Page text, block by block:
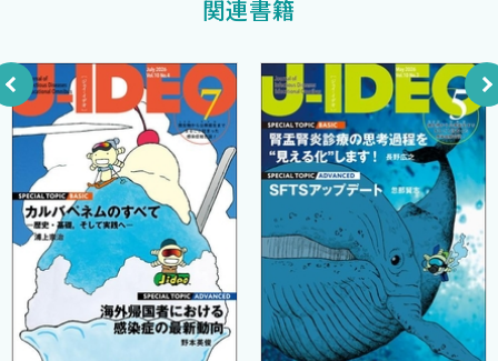
くださりご支援いただけるならば，ワイドショーの煽り報道を控
え，代わりに名作映画やスポーツ名場面でも放送いただく方が緊
急事態宣言の渦中では世の中の役に立ったのではないだろうか．
最後に本書の出版にあたり，共に新型コロナウイルス診療にあた
った現場の仲間，スタッフ，すべてに感謝を申し上げたい．
2020年6月
岡 秀昭
クロロキンやヒドロキシクロロキン
RNA複製阻害薬
トシリズマブ
その他の治療薬
対症療法
治療のまとめ
◆ 予防
基本は接触・飛沫予防策
マスク
症状がある患者のケアをする場合
関連書籍